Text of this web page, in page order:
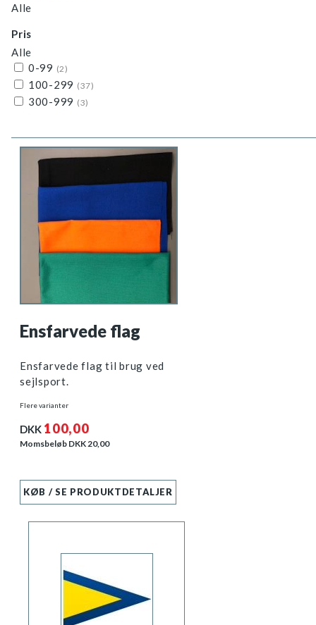
Alle
Pris
Alle
0-99 (2)
100-299 (37)
300-999 (3)
Ensfarvede flag
Ensfarvede flag til brug ved
sejlsport.
Flere varianter
DKK 100,00
Momsbeløb DKK20,00
KØB / SE PRODUKTDETALJER